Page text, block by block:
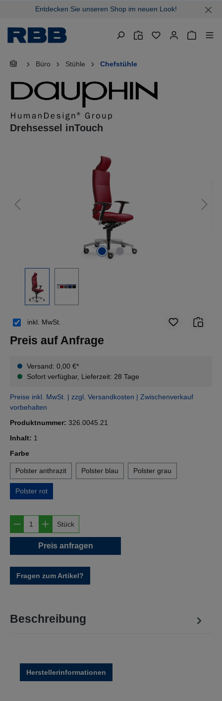
springenEntdecken Sie unseren Shop im neuen Look!
Büro Stühle Chefstühle
Drehsessel inTouch
Preis auf Anfrage
Versand: 0,00 €*
Sofort verfügbar, Lieferzeit: 28 Tage
inkl. MwSt.
Preise inkl. MwSt. | zzgl. Versandkosten | Zwischenverkauf
vorbehalten
Produktnummer: 326.0045.21
Inhalt: 1
Farbeauswählen
Polster anthrazit Polster blau Polster grau
Polster rot
Produkt Anzahl: Gib den gewünschten
Stück
Preis anfragen
Fragen zum Artikel?
Beschreibung
Herstellerinformationen